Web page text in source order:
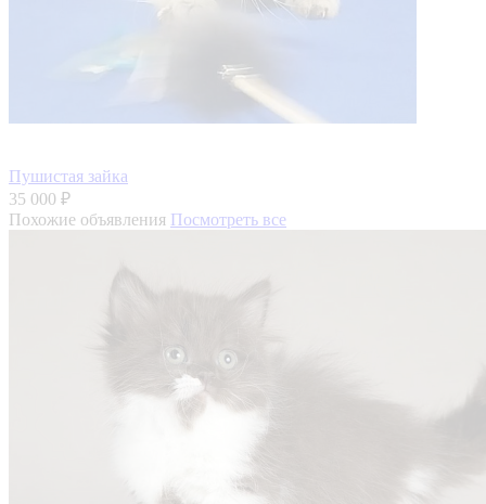
Пушистая зайка
35 000 ₽
Похожие объявления Посмотреть все